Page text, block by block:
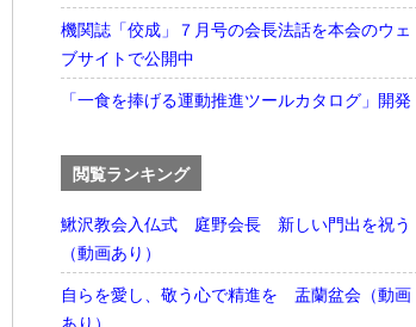
機関誌「佼成」７月号の会長法話を本会のウェ
ブサイトで公開中
「一食を捧げる運動推進ツールカタログ」開発
閲覧ランキング
鰍沢教会入仏式 庭野会長 新しい門出を祝う
（動画あり）
自らを愛し、敬う心で精進を 盂蘭盆会（動画
あり）